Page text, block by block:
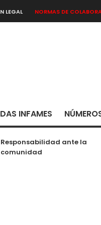
LEGAL NORMAS DE
INFAMES
Responsabilidad ante la
comunidad